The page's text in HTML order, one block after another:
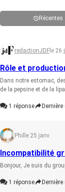
Récentes
redactionJDF le 26
Rôle et
Dans notre estomac,
de la pepsine et de la
1 réponse Dernière
Phil le 25 janv.
Incompatibilité
Bonjour, Je suis du
1 réponse Dernière